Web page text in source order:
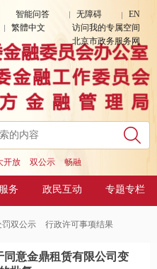
智能问答 无障碍
EN
繁體中文
访问我的专属空间
北京市政务服务网
开放 双公示 畅融
务 政民互动 专题专栏
罚双公示 行政许可事项结果
意金鼎租赁有限公司变